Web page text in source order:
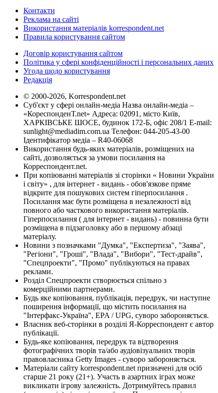
Контакти
Реклама на сайті
Використання матеріалів korrespondent.net
Правила користування сайтом
Договір користування сайтом
Політика у сфері конфіденційності і персональних даних
Угода щодо користування
Редакція
© 2000-2026, Korrespondent.net
Суб'єкт у сфері онлайн-медіа Назва онлайн-медіа –
«КореспонденТ.net» Адреса: 02091, місто Київ,
ХАРКІВСЬКЕ ШОСЕ, будинок 172-Б, офіс 208/1 E-mail:
sunlight@mediadim.com.ua Телефон: 044-205-43-00
Ідентифікатор медіа – R40-06068
Використання будь-яких матеріалів, розміщених на
сайті, дозволяється за умови посилання на
Корреспондент.net.
При копіюванні матеріалів зі сторінки « Новини України
і світу» , для інтернет - видань - обов'язкове пряме
відкрите для пошукових систем гіперпосилання .
Посилання має бути розміщена в незалежності від
повного або часткового використання матеріалів.
Гіперпосилання ( для інтернет - видань) - повинна бути
розміщена в підзаголовку або в першому абзаці
матеріалу.
Новини з позначками "Думка", "Експертиза", "Заява",
"Регіони", "Гроші", "Влада", "Вибори", "Тест-драйв",
"Спецпроекти", "Промо" публікуються на правах
реклами.
Розділ Спецпроекти створюється спільно з
комерційними партнерами.
Будь яке копіювання, публікація, передрук, чи наступне
поширення інформації, що містить посилання на
"Інтерфакс-Україна", EPA / UPG, суворо забороняється.
Власник веб-сторінки в розділі Я-Корреспондент є автор
публікації.
Будь-яке копіювання, передрук та відтворення
фотографічних творів та/або аудіовізуальних творів
правовласника Getty Images - суворо забороняється.
Матеріали сайту korrespondent.net призначені для осіб
старше 21 року (21+). Участь в азартних іграх може
викликати ігрову залежність. Дотримуйтесь правил